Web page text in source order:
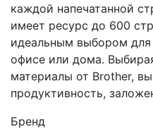
каждой напечатанной
имеет ресурс до 600
идеальным выбором
офисе или дома.
материалы от Brother,
продуктивность,
Бренд